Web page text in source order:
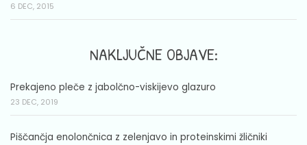
6 DEC, 2015
NAKLJUČNE OBJAVE:
Prekajeno pleče z jabolčno-viskijevo glazuro
23 DEC, 2019
Piščančja enolončnica z zelenjavo in proteinskimi žličniki